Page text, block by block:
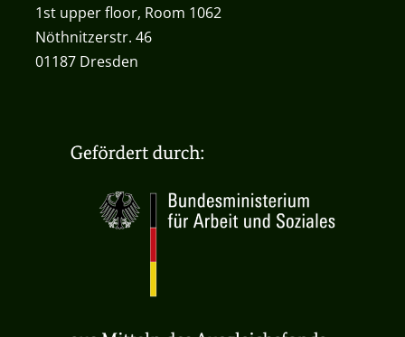
1st upper floor, Room 1062
Nöthnitzerstr. 46
01187 Dresden